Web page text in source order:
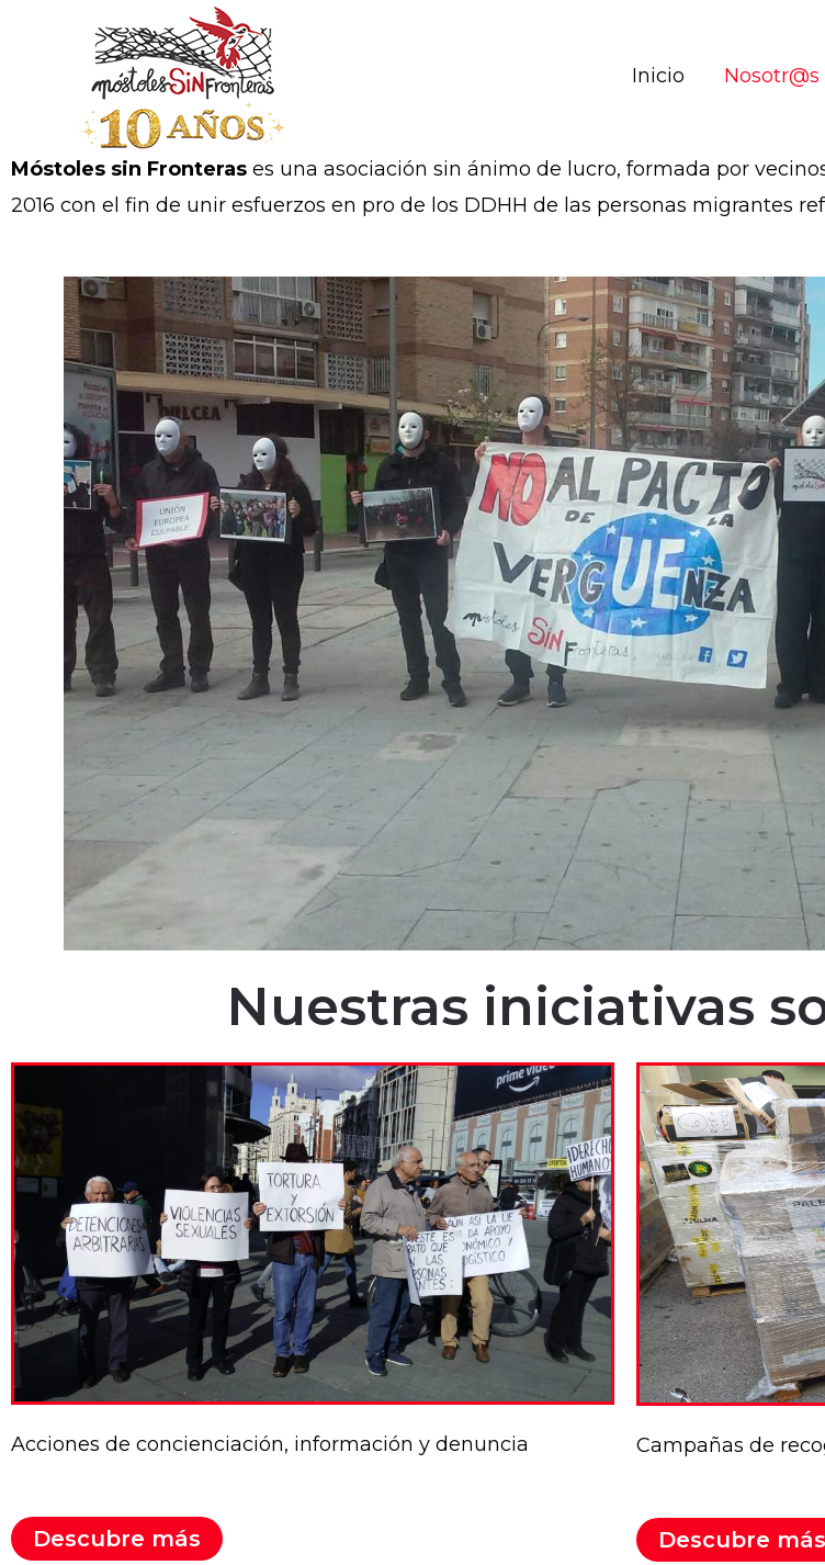
contenido
Inicio Nosotr@s
Móstoles sin Fronteras es una asociación sin ánimo de lucro, formada por
2016 con el fin de unir esfuerzos en pro de los DDHH de las personas migrantes
Nuestras iniciativas
Acciones de concienciación, información y denuncia
Descubre más
Campañas de
Descubre más